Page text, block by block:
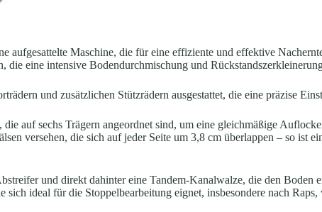
aufgesattelte Maschine, die für eine effiziente und effektive
eine intensive Bodendurchmischung und
und zusätzlichen Stützrädern ausgestattet, die eine präzise
auf sechs Trägern angeordnet sind, um eine gleichmäßige
versehen, die sich auf jeder Seite um 3,8 cm überlappen – so ist
und direkt dahinter eine Tandem-Kanalwalze, die den
sich ideal für die Stoppelbearbeitung eignet, insbesondere nach